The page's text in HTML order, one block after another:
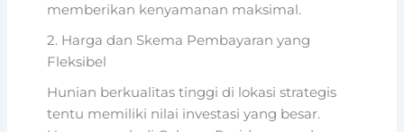
memberikan kenyamanan maksimal.
2. Harga dan Skema Pembayaran yang
Fleksibel
Hunian berkualitas tinggi di lokasi strategis
tentu memiliki nilai investasi yang besar.